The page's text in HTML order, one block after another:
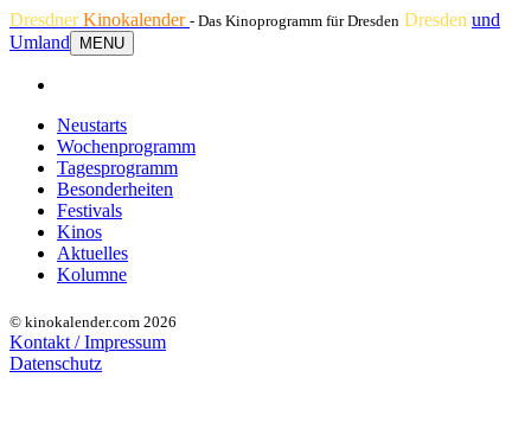
DresdnerKinokalender - Das Kinoprogramm für Dresden Dresden und
Umland
MENU
Neustarts
Wochenprogramm
Tagesprogramm
Besonderheiten
Festivals
Kinos
Aktuelles
Kolumne
© kinokalender.com 2026
Kontakt / Impressum
Datenschutz